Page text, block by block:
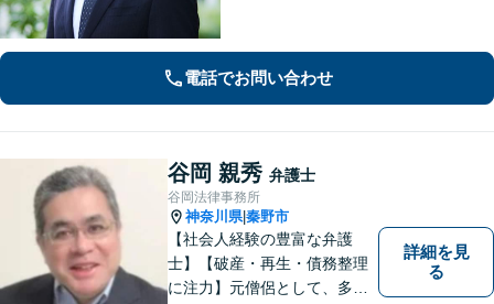
一人で抱え込まずにご連絡ください。
電話でお問い合わせ
谷岡 親秀 弁護士
谷岡法律事務所
神奈川県|秦野市
【社会人経験の豊富な弁護
士】【破産・再生・債務整理
に注力】元僧侶として、多く
詳細を見
る